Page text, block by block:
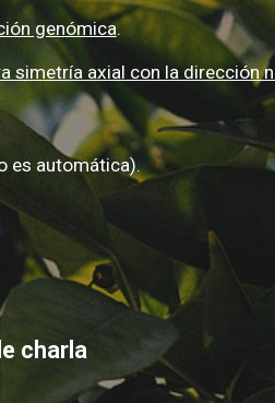
genómica.
simetría axial con la dirección
es automática).
charla